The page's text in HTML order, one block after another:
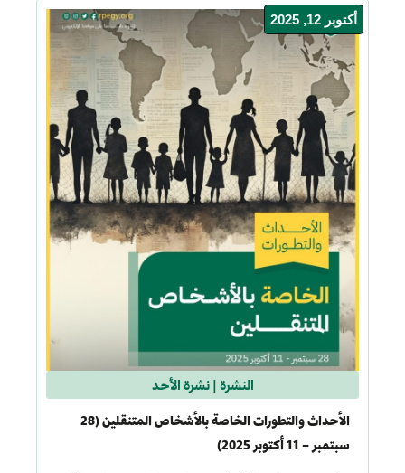
أكتوبر 12, 2025
النشرة|نشرة الأحد
الأحداث والتطورات الخاصة بالأشخاص المتنقلين (28
سبتمبر – 11 أكتوبر 2025)